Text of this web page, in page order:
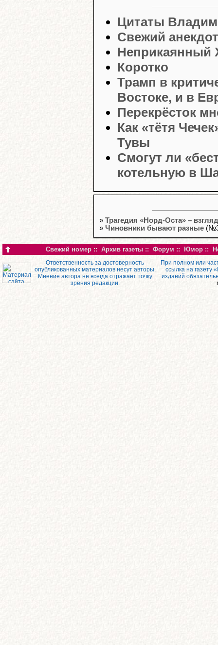
Цитаты
Свежий анекдот
Неприкаянный
Коротко
Трамп в
Востоке, и в
Перекрёсток
Как «тётя
Тувы
Смогут ли
котельную в
» Трагедия «Норд-Оста» –
» Чиновники бывают разные
Свежий номер :: Архив газеты :: Форум :: Юмор ::
Ответственность за достоверность
опубликованных материалов несут авторы.
Мнение автора не всегда отражает точку
зрения редакции.
При полном или
ссылка на газету
изданий